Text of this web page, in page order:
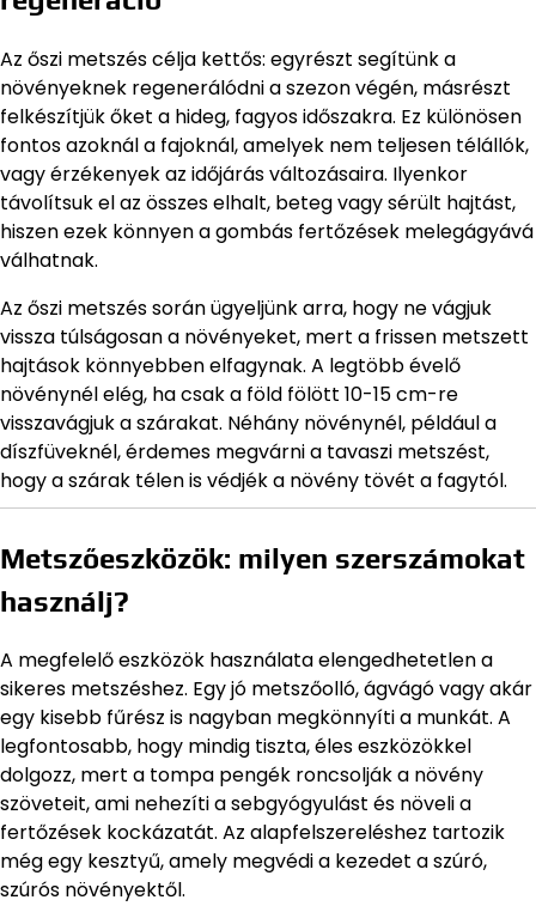
Az őszi metszés célja kettős: egyrészt segítünk a
növényeknek regenerálódni a szezon végén, másrészt
felkészítjük őket a hideg, fagyos időszakra. Ez különösen
fontos azoknál a fajoknál, amelyek nem teljesen télállók,
vagy érzékenyek az időjárás változásaira. Ilyenkor
távolítsuk el az összes elhalt, beteg vagy sérült hajtást,
hiszen ezek könnyen a gombás fertőzések melegágyává
válhatnak.
Az őszi metszés során ügyeljünk arra, hogy ne vágjuk
vissza túlságosan a növényeket, mert a frissen metszett
hajtások könnyebben elfagynak. A legtöbb évelő
növénynél elég, ha csak a föld fölött 10-15 cm-re
visszavágjuk a szárakat. Néhány növénynél, például a
díszfüveknél, érdemes megvárni a tavaszi metszést,
hogy a szárak télen is védjék a növény tövét a fagytól.
Metszőeszközök: milyen szerszámokat
használj?
A megfelelő eszközök használata elengedhetetlen a
sikeres metszéshez. Egy jó metszőolló, ágvágó vagy akár
egy kisebb fűrész is nagyban megkönnyíti a munkát. A
legfontosabb, hogy mindig tiszta, éles eszközökkel
dolgozz, mert a tompa pengék roncsolják a növény
szöveteit, ami nehezíti a sebgyógyulást és növeli a
fertőzések kockázatát. Az alapfelszereléshez tartozik
még egy kesztyű, amely megvédi a kezedet a szúró,
szúrós növényektől.